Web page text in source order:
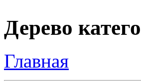
Дерево
Главная